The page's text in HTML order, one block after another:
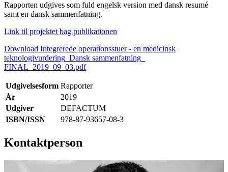
Rapporten udgives som fuld engelsk version med dansk resumé
samt en dansk sammenfatning.
Link til projektet bag publikationen
Download Integrerede operationsstuer - en medicinsk
teknologivurdering_Dansk sammenfatning_
FINAL_2019_09_03.pdf
Udgivelsesform Rapporter
År
2019
Udgiver
DEFACTUM
ISBN/ISSN
978-87-93657-08-3
Kontaktperson